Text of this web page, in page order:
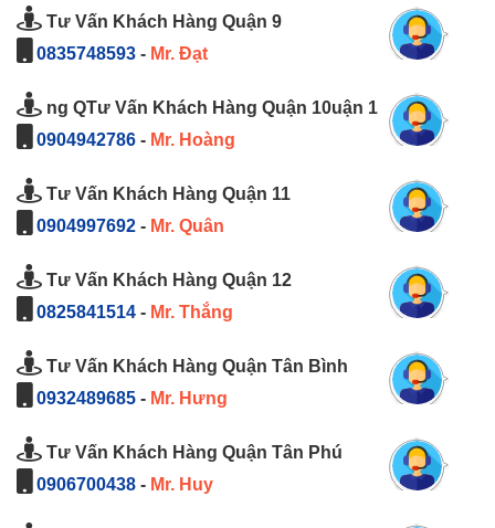
Tư Vấn Khách Hàng Quận 9
0835748593 - Mr. Đạt
ng QTư Vấn Khách Hàng Quận 10uận 1
0904942786 - Mr. Hoàng
Tư Vấn Khách Hàng Quận 11
0904997692 - Mr. Quân
Tư Vấn Khách Hàng Quận 12
0825841514 - Mr. Thắng
Tư Vấn Khách Hàng Quận Tân Bình
0932489685 - Mr. Hưng
Tư Vấn Khách Hàng Quận Tân Phú
0906700438 - Mr. Huy